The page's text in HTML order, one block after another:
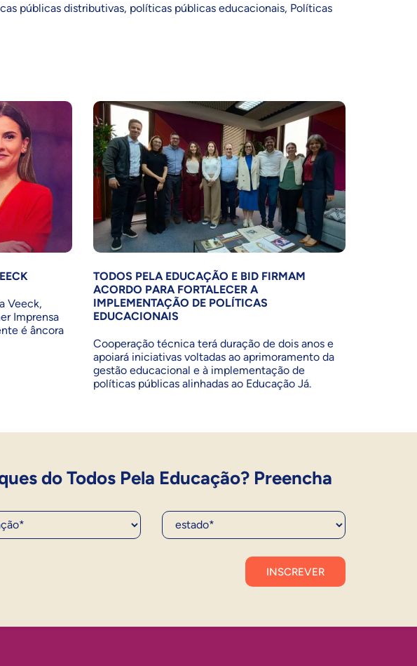
públicas distributivas, políticas públicas educacionais, Políticas
Veeck,
Imprensa
é âncora
TODOS PELA EDUCAÇÃO E BID FIRMAM
ACORDO PARA FORTALECER A
IMPLEMENTAÇÃO DE POLÍTICAS
EDUCACIONAIS
Cooperação técnica terá duração de dois anos e
apoiará iniciativas voltadas ao aprimoramento da
gestão educacional e à implementação de
políticas públicas alinhadas ao Educação Já.
do Todos Pela Educação? Preencha
Estado*